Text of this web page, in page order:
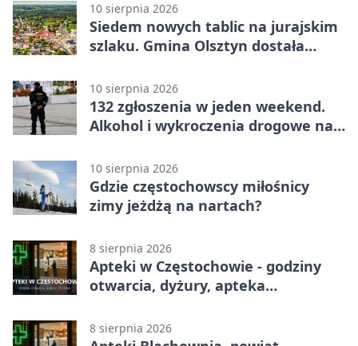
10 sierpnia 2026
Siedem nowych tablic na jurajskim
szlaku. Gmina Olsztyn dostała
10 sierpnia 2026
132 zgłoszenia w jeden weekend.
Alkohol i wykroczenia drogowe na
10 sierpnia 2026
Gdzie częstochowscy miłośnicy
zimy jeżdżą na nartach?
8 sierpnia 2026
Apteki w Częstochowie - godziny
otwarcia, dyżury, apteka
8 sierpnia 2026